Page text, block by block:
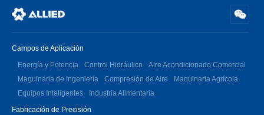
Campos de Aplicación
Energía y Potencia
Control Hidráulico
Aire Acondicionado Comercial
Maguinaria de Ingeniería
Compresión de Aire
Maquinaria Agrícola
Equipos Inteligentes
Industria Alimentaria
Fabricación de Precisión